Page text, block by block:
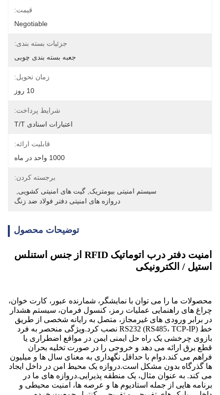
قیمت:
Negotiable
جزئیات بسته بندی:
جعبه بسته بندی چوبی
زمان تحویل:
10 روز
شرایط پرداخت:
اعتبارات اسنادی T/T
قابلیت ارائه:
1000 واحد در ماه
برجسته کردن:
سیستم امنیتی بیومتریک گیت های امنیتی کشویی
دروازه های امنیتی دفتر فولاد ضد زنگ
توضیحات محصول
امنیت دفتر درب اتوماتیک RFID از جنس استنلس
استیل / الکترونیکی
محصولات ما را می توان با نمایشگر، شمارنده عبور، کارت خوان،
چراغ های راهنمایی عملیات رمز، کنسول فرمان، سیستم هشدار
در برابر ورودی های غیرمجاز، متصل به رایانه شخصی از طریق
خط RS232 (RS485، TCP-IP) نصب کرد.ویژگی منحصر به فرد
بازوی چرخشی یک راه حل ایمنی ایمن در مواقع اضطراری یا
قطع برق ارائه می دهد و خروجی را در صورت تخلیه بحران
فراهم می کند.دوام با حداقل نگهداری به معنای سال ها و میلیون
ها گذرگاه بدون مشکل است.دروازه یک محیط امن در داخل ایجاد
می کند. به عنوان مثال، یک منطقه پذیرایی.دروازه های ما در
برنامه هایی از جمله استادیوم ها و عرصه ها، امنیت محیطی و